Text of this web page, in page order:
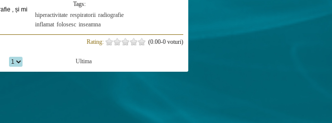
, și mi
Tags:
hiperactivitate respiratorii radiografie
inflamat folosesc inseamna
(0.00-0 voturi)
Rating:
Ultima